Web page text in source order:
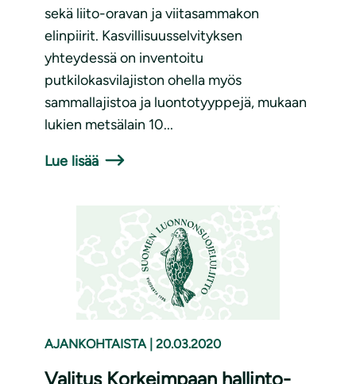
sekä liito-oravan ja viitasammakon
elinpiirit. Kasvillisuusselvityksen
yhteydessä on inventoitu
putkilokasvilajiston ohella myös
sammallajistoa ja luontotyyppejä, mukaan
lukien metsälain 10...
Lue lisää
AJANKOHTAISTA 20.03.2020
Valitus Korkeimpaan hallinto-